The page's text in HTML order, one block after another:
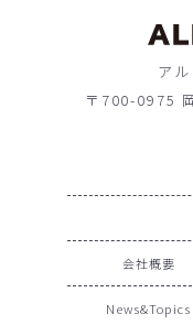
ア
〒700-0975
会社概要
News&Topics